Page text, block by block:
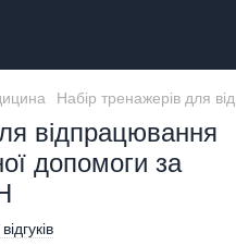
Набір тренажерів для
відпрацювання
допомоги за